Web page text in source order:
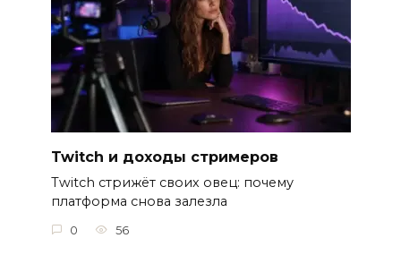
Twitch и доходы стримеров
Twitch стрижёт своих овец: почему
платформа снова залезла
0 56